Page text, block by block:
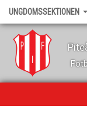
UNGDOMSSEKTIONEN